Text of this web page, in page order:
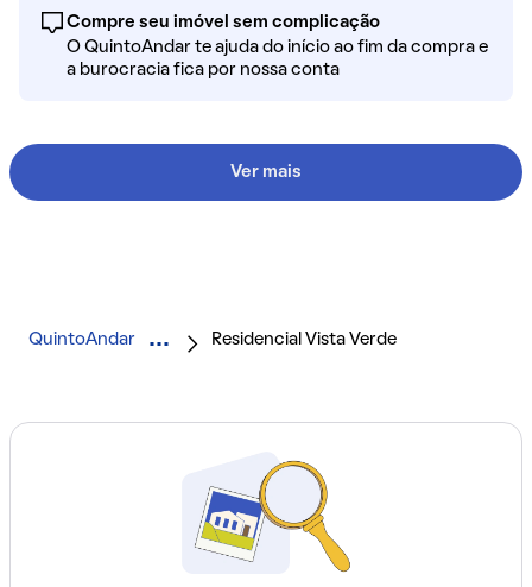
Compre seu imóvel sem complicação
O QuintoAndar te ajuda do início ao fim da compra e
a burocracia fica por nossa conta
Ver mais
QuintoAndar Residencial Vista Verde